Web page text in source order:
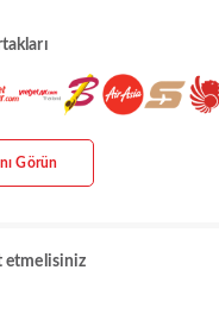
Görün
etmelisiniz